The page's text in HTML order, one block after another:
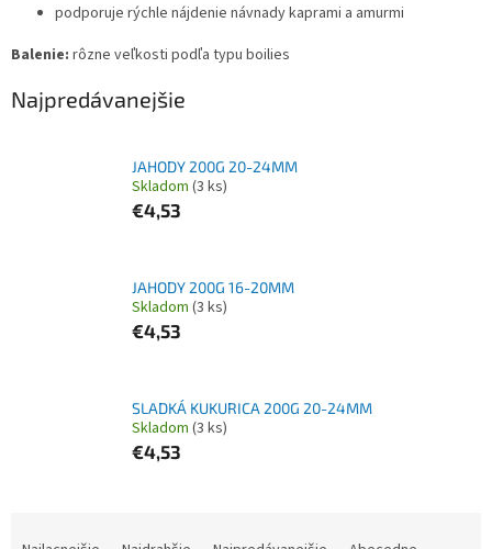
podporuje rýchle nájdenie návnady kaprami a amurmi
Balenie: rôzne veľkosti podľa typu boilies
Najpredávanejšie
JAHODY 200G 20-24MM
Skladom (3 ks)
€4,53
JAHODY 200G 16-20MM
Skladom (3 ks)
€4,53
SLADKÁ KUKURICA 200G 20-24MM
Skladom (3 ks)
€4,53